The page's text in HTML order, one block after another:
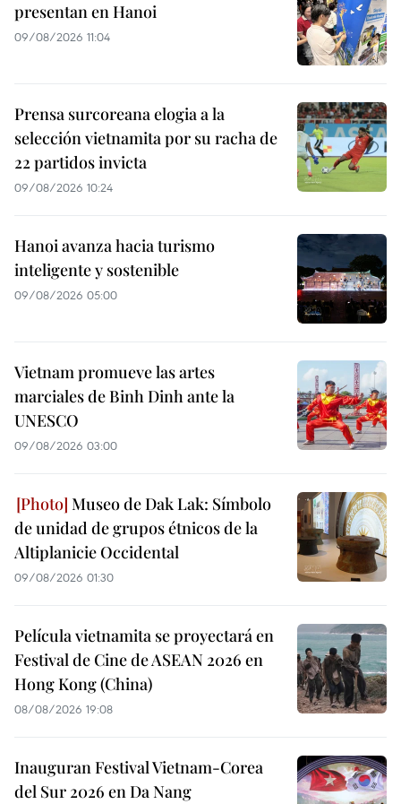
presentan en Hanoi
09/08/2026 11:04
Prensa surcoreana elogia a la
selección vietnamita por su racha de
22 partidos invicta
09/08/2026 10:24
Hanoi avanza hacia turismo
inteligente y sostenible
09/08/2026 05:00
Vietnam promueve las artes
marciales de Binh Dinh ante la
UNESCO
09/08/2026 03:00
Museo de Dak Lak: Símbolo
de unidad de grupos étnicos de la
Altiplanicie Occidental
09/08/2026 01:30
Película vietnamita se proyectará en
Festival de Cine de ASEAN 2026 en
Hong Kong (China)
08/08/2026 19:08
Inauguran Festival Vietnam-Corea
del Sur 2026 en Da Nang